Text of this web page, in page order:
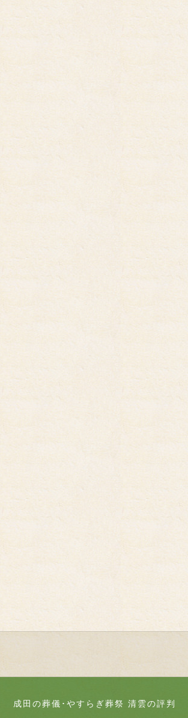
成田の葬儀･やすらぎ葬祭 清雲の評判